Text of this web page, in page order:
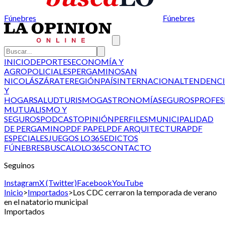
Fúnebres Fúnebres
INICIODEPORTESECONOMÍA Y
AGROPOLICIALESPERGAMINOSAN
NICOLÁSZÁRATEREGIÓNPAÍSINTERNACIONAL
Y
HOGARSALUDTURISMOGASTRONOMÍASEGUROS
MUTUALISMO Y
SEGUROSPODCASTOPINIÓNPERFILESMUNICIPALIDAD
DE PERGAMINOPDF PAPELPDF ARQUITECTURAPDF
ESPECIALESJUEGOS LO365EDICTOS
FÚNEBRESBUSCALOLO365CONTACTO
Seguinos
InstagramX (Twitter)FacebookYouTube
Inicio>Importados>Los CDC cerraron la temporada de verano
en el natatorio municipal
Importados